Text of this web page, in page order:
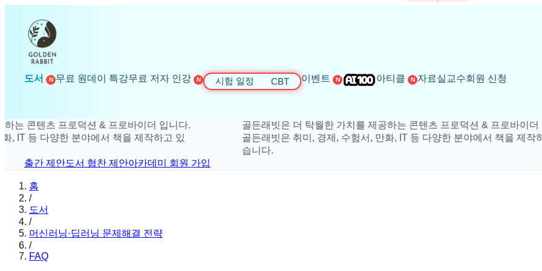
도서 N 무료 원데이 특강무료 저자 인강 N 시험 일정 CBT 이벤트 N 아티클 N 자료실 교수회원 신청
콘텐츠 프로덕션 & 프로바이더 입니다.
등 다양한 분야에서 책을 제작하고 있
골든래빗은 더 탁월한 가치를 제공하는 콘텐츠 프로덕션 & 프로바이더 입
골든래빗은 취미, 경제, 수험서, 만화, IT 등 다양한 분야에서 책을 제작하고
습니다.
출간 제안도서 협찬 제안아카데미 회원 가입
홈
/
도서
/
머신러닝·딥러닝 문제해결 전략
/
FAQ